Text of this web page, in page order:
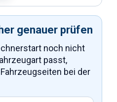
genauer prüfen
noch nicht
passt,
bei der